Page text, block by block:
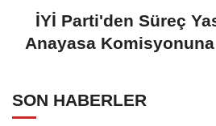
İYİ Parti'den Süreç
Anayasa
SON HABERLER